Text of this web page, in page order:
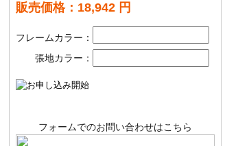
販売価格：18,942 円
フレームカラー：
張地カラー：
フォームでのお問い合わせはこちら